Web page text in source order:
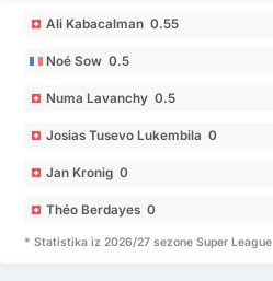
Ali Kabacalman 0.55
Noé Sow 0.5
Numa Lavanchy 0.5
Josias Tusevo Lukembila 0
Jan Kronig 0
Théo Berdayes 0
* Statistika iz 2026/27 sezone Super League